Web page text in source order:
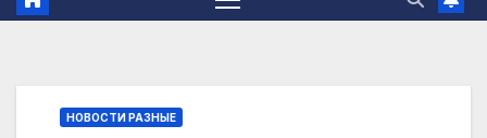
НОВОСТИ РАЗНЫЕ